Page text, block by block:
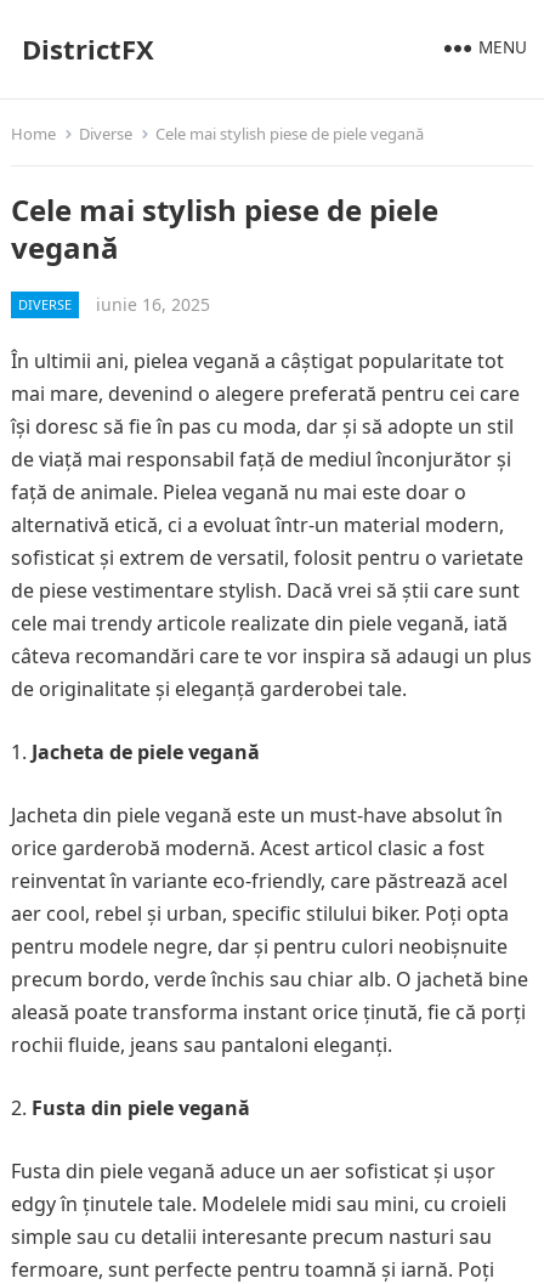
DistrictFX MENU
Home Diverse Cele mai stylish piese de piele vegană
Cele mai stylish piese de piele
vegană
DIVERSE iunie 16, 2025
În ultimii ani, pielea vegană a câștigat popularitate tot
mai mare, devenind o alegere preferată pentru cei care
își doresc să fie în pas cu moda, dar și să adopte un stil
de viață mai responsabil față de mediul înconjurător și
față de animale. Pielea vegană nu mai este doar o
alternativă etică, ci a evoluat într-un material modern,
sofisticat și extrem de versatil, folosit pentru o varietate
de piese vestimentare stylish. Dacă vrei să știi care sunt
cele mai trendy articole realizate din piele vegană, iată
câteva recomandări care te vor inspira să adaugi un plus
de originalitate și eleganță garderobei tale.
Jacheta de piele vegană
Jacheta din piele vegană este un must-have absolut în
orice garderobă modernă. Acest articol clasic a fost
reinventat în variante eco-friendly, care păstrează acel
aer cool, rebel și urban, specific stilului biker. Poți opta
pentru modele negre, dar și pentru culori neobișnuite
precum bordo, verde închis sau chiar alb. O jachetă bine
aleasă poate transforma instant orice ținută, fie că porți
rochii fluide, jeans sau pantaloni eleganți.
Fusta din piele vegană
Fusta din piele vegană aduce un aer sofisticat și ușor
edgy în ținutele tale. Modelele midi sau mini, cu croieli
simple sau cu detalii interesante precum nasturi sau
fermoare, sunt perfecte pentru toamnă și iarnă. Poți